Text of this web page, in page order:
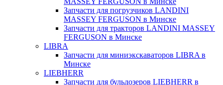
Запчасти для погрузчиков LANDINI
MASSEY FERGUSON в Минске
Запчасти для тракторов LANDINI MASSEY
FERGUSON в Минске
LIBRA
Запчасти для миниэкскаваторов LIBRA в
Минске
LIEBHERR
Запчасти для бульдозеров LIEBHERR в